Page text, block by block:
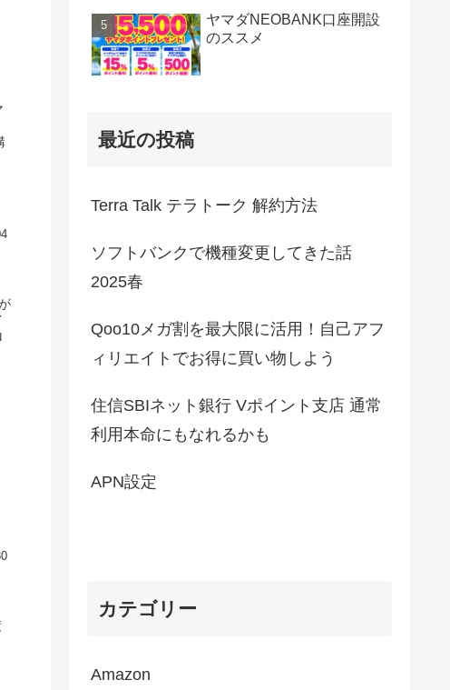
ヤマダNEOBANK口座開設
のススメ
最近の投稿
Terra Talk テラトーク 解約方法
ソフトバンクで機種変更してきた話
2025春
Qoo10メガ割を最大限に活用！自己アフ
ィリエイトでお得に買い物しよう
住信SBIネット銀行 Vポイント支店 通常
利用本命にもなれるかも
APN設定
カテゴリー
Amazon